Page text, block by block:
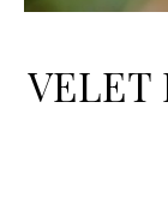
VELET